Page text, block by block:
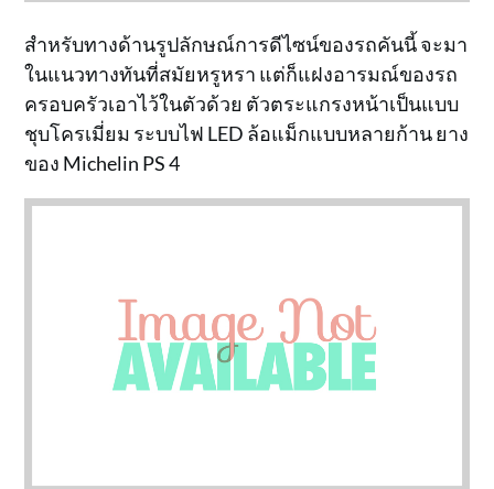
สำหรับทางด้านรูปลักษณ์การดีไซน์ของรถคันนี้ จะมา
ในแนวทางทันที่สมัยหรูหรา แต่ก็แฝงอารมณ์ของรถ
ครอบครัวเอาไว้ในตัวด้วย ตัวตระแกรงหน้าเป็นแบบ
ชุบโครเมี่ยม ระบบไฟ LED ล้อแม็กแบบหลายก้าน ยาง
ของ Michelin PS 4